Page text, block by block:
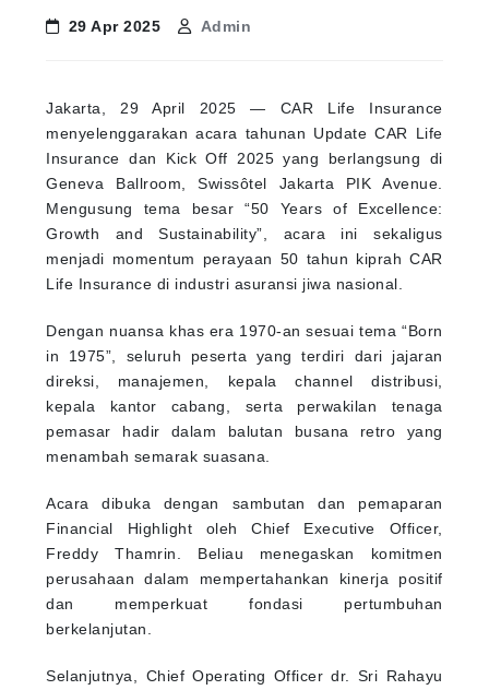
29 Apr 2025 Admin
Jakarta, 29 April 2025 — CAR Life Insurance
menyelenggarakan acara tahunan Update CAR Life
Insurance dan Kick Off 2025 yang berlangsung di
Geneva Ballroom, Swissôtel Jakarta PIK Avenue.
Mengusung tema besar “50 Years of Excellence:
Growth and Sustainability”, acara ini sekaligus
menjadi momentum perayaan 50 tahun kiprah CAR
Life Insurance di industri asuransi jiwa nasional.
Dengan nuansa khas era 1970-an sesuai tema “Born
in 1975”, seluruh peserta yang terdiri dari jajaran
direksi, manajemen, kepala channel distribusi,
kepala kantor cabang, serta perwakilan tenaga
pemasar hadir dalam balutan busana retro yang
menambah semarak suasana.
Acara dibuka dengan sambutan dan pemaparan
Financial Highlight oleh Chief Executive Officer,
Freddy Thamrin. Beliau menegaskan komitmen
perusahaan dalam mempertahankan kinerja positif
dan memperkuat fondasi pertumbuhan
berkelanjutan.
Selanjutnya, Chief Operating Officer dr. Sri Rahayu